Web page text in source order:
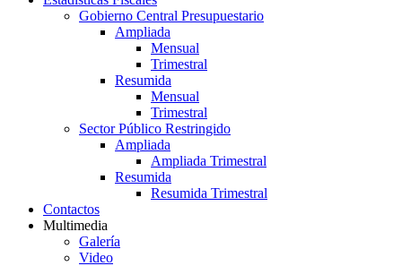
Gobierno Central Presupuestario
Ampliada
Mensual
Trimestral
Resumida
Mensual
Trimestral
Sector Público Restringido
Ampliada
Ampliada Trimestral
Resumida
Resumida Trimestral
Contactos
Multimedia
Galería
Video